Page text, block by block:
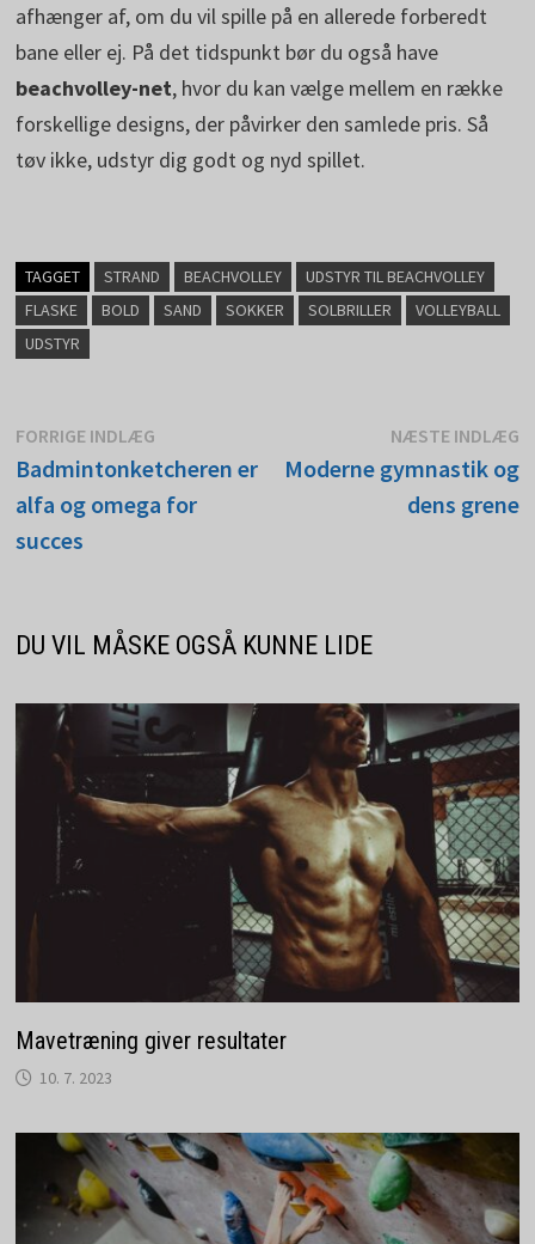
afhænger af, om du vil spille på en allerede forberedt
bane eller ej. På det tidspunkt bør du også have
beachvolley-net, hvor du kan vælge mellem en række
forskellige designs, der påvirker den samlede pris. Så
tøv ikke, udstyr dig godt og nyd spillet.
TAGGET STRAND BEACHVOLLEY
UDSTYR TIL BEACHVOLLEY
FLASKE
BOLD SAND SOKKER SOLBRILLER
VOLLEYBALL
UDSTYR
Indlægsnavigation
FORRIGE INDLÆG
indlæg:
Badmintonketcheren er
alfa og omega for
succes
NÆSTE INDLÆG
Moderne gymnastik og
dens grene
DU VIL MÅSKE OGSÅ KUNNE LIDE
Mavetræning giver resultater
10. 7. 2023